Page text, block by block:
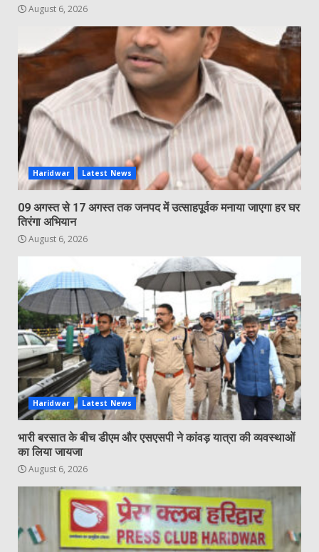
August 6, 2026
Haridwar Latest News
09 अगस्त से 17 अगस्त तक जनपद में उत्साहपूर्वक मनाया जाएगा हर घर
तिरंगा अभियान
August 6, 2026
Haridwar Latest News
भारी बरसात के बीच डीएम और एसएसपी ने कांवड़ यात्रा की व्यवस्थाओं
का लिया जायजा
August 6, 2026